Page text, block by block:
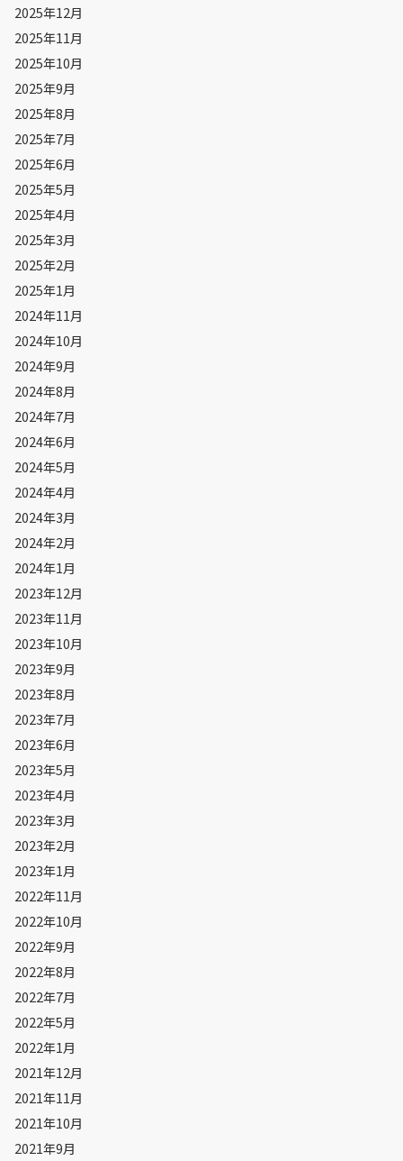
2025年12月
2025年11月
2025年10月
2025年9月
2025年8月
2025年7月
2025年6月
2025年5月
2025年4月
2025年3月
2025年2月
2025年1月
2024年11月
2024年10月
2024年9月
2024年8月
2024年7月
2024年6月
2024年5月
2024年4月
2024年3月
2024年2月
2024年1月
2023年12月
2023年11月
2023年10月
2023年9月
2023年8月
2023年7月
2023年6月
2023年5月
2023年4月
2023年3月
2023年2月
2023年1月
2022年11月
2022年10月
2022年9月
2022年8月
2022年7月
2022年5月
2022年1月
2021年12月
2021年11月
2021年10月
2021年9月